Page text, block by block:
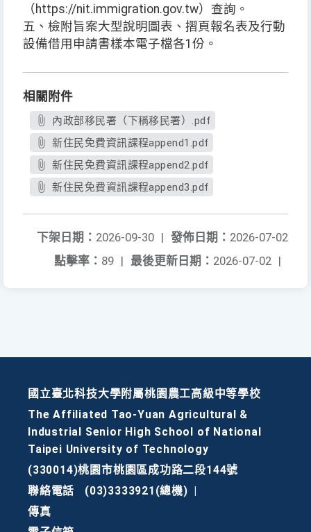
（https://nit.immigration.gov.tw）查詢。
五、檢附旨案大型說明圖表、摺頁報名表及行動
設備借用申請書樣本電子檔各1份。
相關附件
內政部移民署（下稱移民署）.pdf
新住民免費資訊課程append1.pdf
新住民免費資訊課程append2.pdf
新住民免費資訊課程append3.pdf
發佈日期： 2026-07-02
下架日期： 2026-09-30 |
最後更新日期： 2026-07-02 |
點擊率： 89 |
國立臺北科技大學附屬桃園農工高級中等學校
The Affiliated Tao-Yuan Agricultural &
Industrial Senior High School of National
Taipei University of Technology
(330014)桃園市桃園區成功路二段144號
聯絡電話
(03)3333921(總機)
傳真